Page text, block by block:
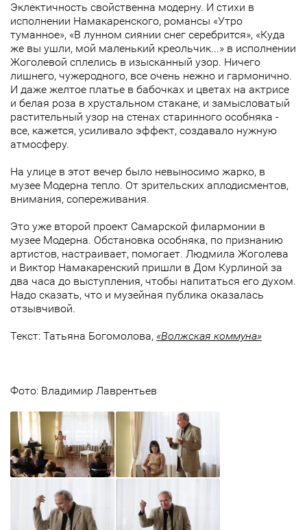
Эклектичность свойственна модерну. И стихи в
исполнении Намакаренского, романсы «Утро
туманное», «В лунном сиянии снег серебрится», «Куда
же вы ушли, мой маленький креольчик...» в исполнении
Жоголевой сплелись в изысканный узор. Ничего
лишнего, чужеродного, все очень нежно и гармонично.
И даже желтое платье в бабочках и цветах на актрисе
и белая роза в хрустальном стакане, и замысловатый
растительный узор на стенах старинного особняка -
все, кажется, усиливало эффект, создавало нужную
атмосферу.
На улице в этот вечер было невыносимо жарко, в
музее Модерна тепло. От зрительских аплодисментов,
внимания, сопереживания.
Это уже второй проект Самарской филармонии в
музее Модерна. Обстановка особняка, по признанию
артистов, настраивает, помогает. Людмила Жоголева
и Виктор Намакаренский пришли в Дом Курлиной за
два часа до выступления, чтобы напитаться его духом.
Надо сказать, что и музейная публика оказалась
отзывчивой.
Текст: Татьяна Богомолова, «Волжская коммуна»
Фото: Владимир Лаврентьев